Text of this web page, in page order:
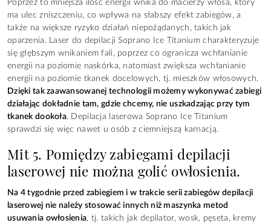
Poprzez to mniejsza ilość energii wnika do macierzy włosa, który
ma ulec zniszczeniu, co wpływa na słabszy efekt zabiegów, a
także na większe ryzyko działań niepożądanych, takich jak
oparzenia. Laser do depilacji Soprano Ice Titanium charakteryzuje
się głębszym wnikaniem fali, poprzez co ogranicza wchłanianie
energii na poziomie naskórka, natomiast zwiększa wchłanianie
energii na poziomie tkanek docelowych, tj. mieszków włosowych.
Dzięki tak zaawansowanej technologii możemy wykonywać zabiegi
działając dokładnie tam, gdzie chcemy, nie uszkadzając przy tym
tkanek dookoła. Depilacja laserowa Soprano Ice Titanium
sprawdzi się więc nawet u osób z ciemniejszą karnacją.
Mit 5. Pomiędzy zabiegami depilacji
laserowej nie można golić owłosienia.
Na 4 tygodnie przed zabiegiem i w trakcie serii zabiegów depilacji
laserowej nie należy stosować innych niż maszynka metod
usuwania owłosienia, tj. takich jak depilator, wosk, pęseta, kremy